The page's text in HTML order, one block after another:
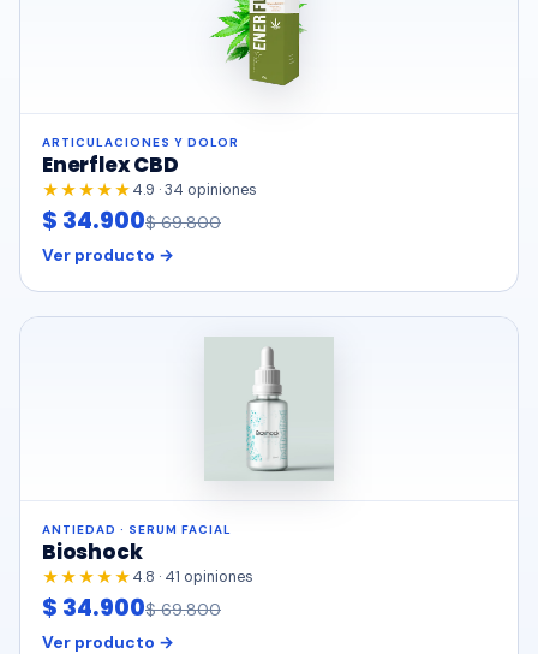
ARTICULACIONES Y DOLOR
Enerflex CBD
★★★★★4.9 · 34 opiniones
$ 34.900$ 69.800
Ver producto →
ANTIEDAD · SERUM FACIAL
Bioshock
★★★★★4.8 · 41 opiniones
$ 34.900$ 69.800
Ver producto →